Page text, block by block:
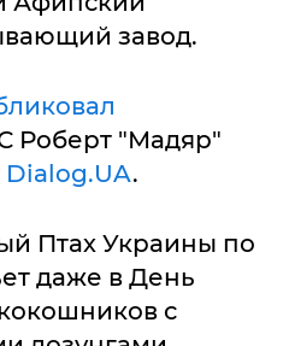
завод.
Роберт "Мадяр"
Dialog.UA.
Птах Украины по
даже в День
с